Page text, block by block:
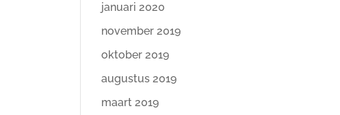
januari 2020
november 2019
oktober 2019
augustus 2019
maart 2019